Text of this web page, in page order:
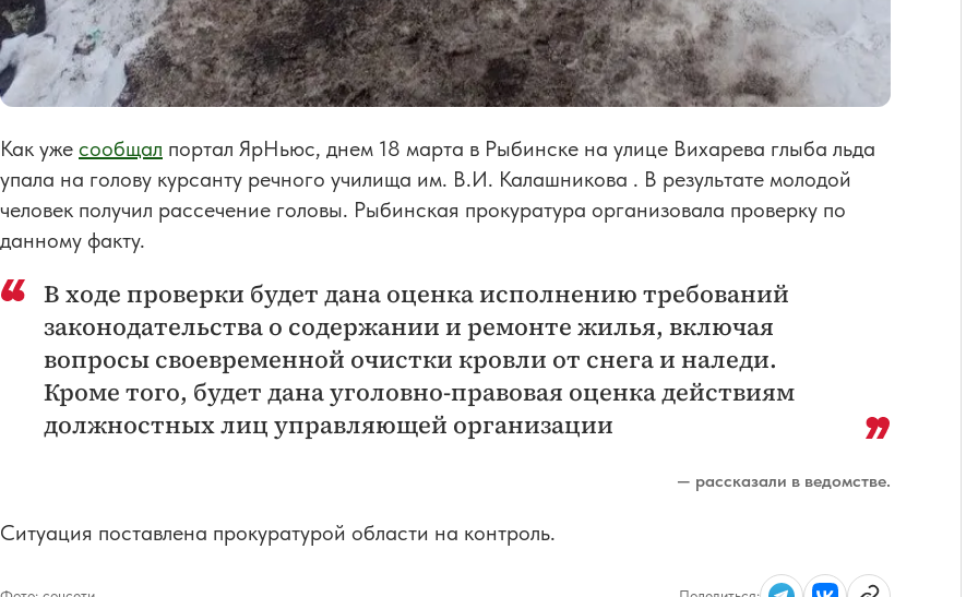
Как уже сообщал портал ЯрНьюс, днем 18 марта в Рыбинске на улице Вихарева глыба льда
упала на голову курсанту речного училища им. В.И. Калашникова . В результате молодой
человек получил рассечение головы. Рыбинская прокуратура организовала проверку по
данному факту.
В ходе проверки будет дана оценка исполнению требований
законодательства о содержании и ремонте жилья, включая
вопросы своевременной очистки кровли от снега и наледи.
Кроме того, будет дана уголовно-правовая оценка действиям
должностных лиц управляющей организации
— рассказали в ведомстве.
Ситуация поставлена прокуратурой области на контроль.